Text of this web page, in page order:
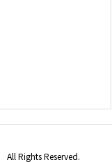
All Rights Reserved.